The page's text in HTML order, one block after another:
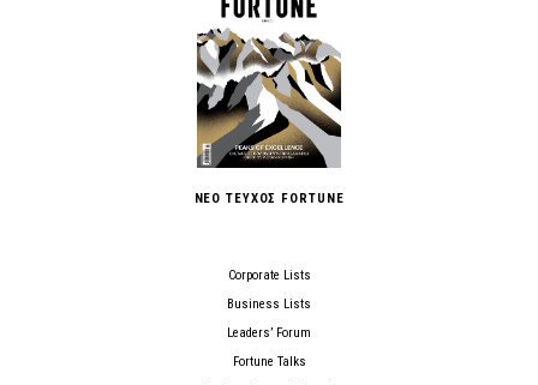
ΝΕΟ ΤΕΥΧΟΣ FORTUNE
Corporate Lists
Business Lists
Leaders’ Forum
Fortune Talks